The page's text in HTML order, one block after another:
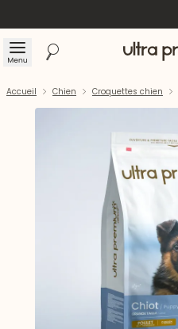
Menu Rechercher Accueil
Accueil Chien Croquettes chien